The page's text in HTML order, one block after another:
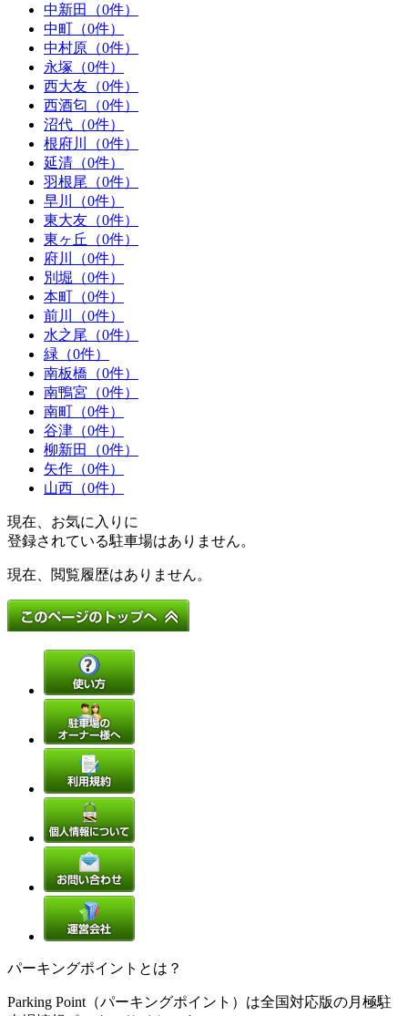
中新田（0件）
中町（0件）
中村原（0件）
永塚（0件）
西大友（0件）
西酒匂（0件）
沼代（0件）
根府川（0件）
延清（0件）
羽根尾（0件）
早川（0件）
東大友（0件）
東ヶ丘（0件）
府川（0件）
別堀（0件）
本町（0件）
前川（0件）
水之尾（0件）
緑（0件）
南板橋（0件）
南鴨宮（0件）
南町（0件）
谷津（0件）
柳新田（0件）
矢作（0件）
山西（0件）
現在、お気に入りに
登録されている駐車場はありません。
現在、閲覧履歴はありません。
パーキングポイントとは？
Parking Point（パーキングポイント）は全国対応版の月極駐